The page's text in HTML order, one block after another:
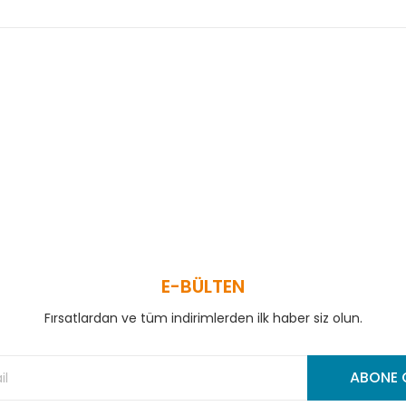
E-BÜLTEN
Fırsatlardan ve tüm indirimlerden ilk haber siz olun.
ABONE